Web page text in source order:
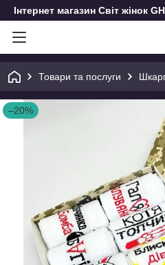
Інтернет магазин Світ жінок
Товари та послуги
–20%